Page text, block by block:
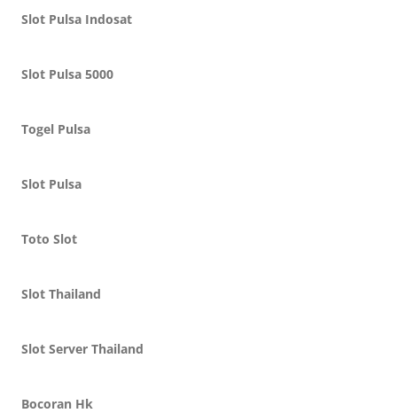
Slot Pulsa Indosat
Slot Pulsa 5000
Togel Pulsa
Slot Pulsa
Toto Slot
Slot Thailand
Slot Server Thailand
Bocoran Hk